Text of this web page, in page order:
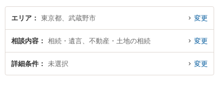
割等の細かな分野での絞り込み検索もでき便利です。特に弁護士法人リブラ共
同法律事務所 吉祥寺駅前オフィスの菅原 仁人弁護士や武蔵境法律事務所の飯田
蔵野市で土日や夜間に発生した不動産・土地の相続のトラブルを今すぐに弁護
士に相談したい』『不動産・土地の相続のトラブル解決の実績豊富な近くの弁
護士を検索したい』『初回相談無料で不動産・土地の相続を法律相談できる武
エリア 東京都、武蔵野市 変更
相談内容 相続・遺言、不動産・土地の相続 変更
詳細条件 未選択 変更